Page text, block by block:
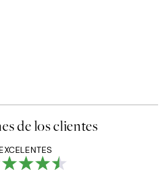
de los clientes